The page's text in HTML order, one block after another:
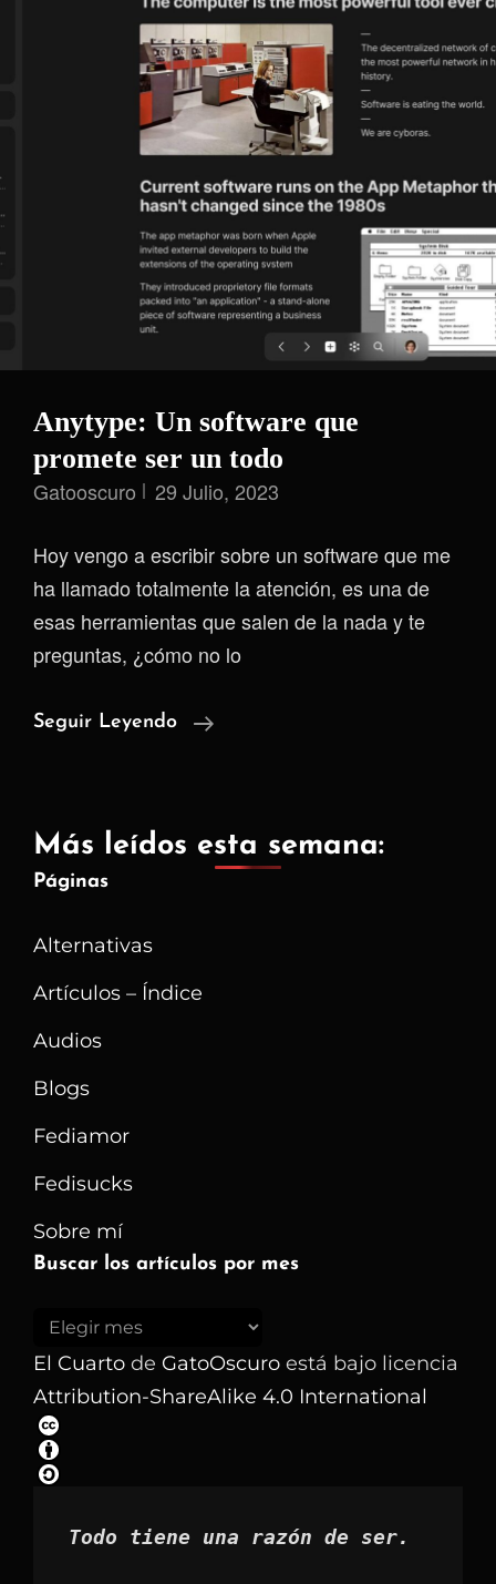
Anytype: Un software que
promete ser un todo
Gatooscuro 29 Julio, 2023
Hoy vengo a escribir sobre un software que me
ha llamado totalmente la atención, es una de
esas herramientas que salen de la nada y te
preguntas, ¿cómo no lo
Seguir Leyendo
Anytype:
Promete
Más leídos esta semana:
Páginas
Alternativas
Artículos – Índice
Audios
Blogs
Fediamor
Fedisucks
Sobre mí
Buscar los artículos por mes
Buscar
los
artículos
por
mes
El Cuarto de GatoOscuro está bajo licencia
Attribution-ShareAlike 4.0 International
Todo tiene una razón de ser.